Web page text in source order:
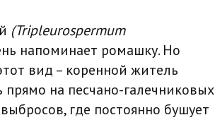
(Tripleurospermum
напоминает ромашку. Но
вид – коренной житель
на песчано-галечниковых
где постоянно бушует